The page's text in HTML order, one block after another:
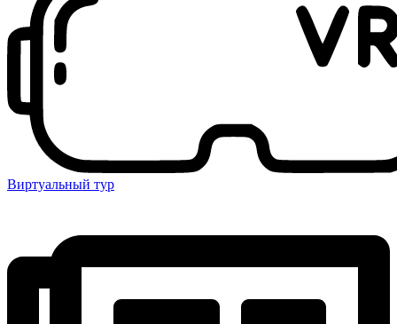
Виртуальный тур